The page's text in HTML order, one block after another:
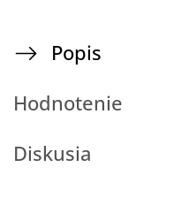
Popis
Hodnotenie
Diskusia